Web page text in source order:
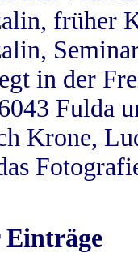
früher
in der
Fulda
Krone,
Einträge